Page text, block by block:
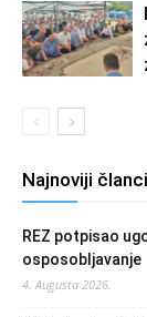
Najnoviji članci
REZ potpisao
osposobljavanje
4. Augusta 2026.